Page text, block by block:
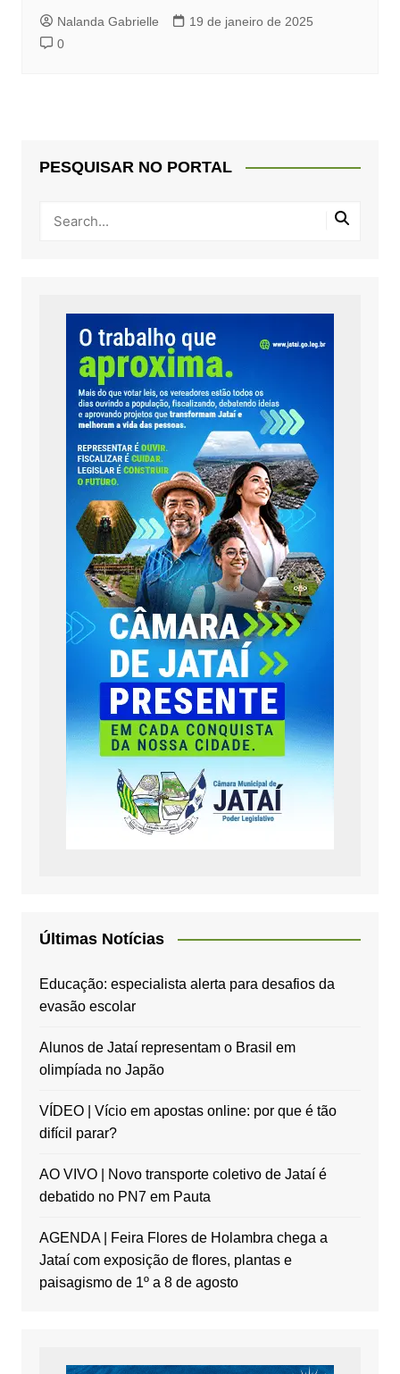
Nalanda Gabrielle
19 de janeiro de 2025
0
PESQUISAR NO PORTAL
Últimas Notícias
Educação: especialista alerta para desafios da
evasão escolar
Alunos de Jataí representam o Brasil em
olimpíada no Japão
VÍDEO | Vício em apostas online: por que é tão
difícil parar?
AO VIVO | Novo transporte coletivo de Jataí é
debatido no PN7 em Pauta
AGENDA | Feira Flores de Holambra chega a
Jataí com exposição de flores, plantas e
paisagismo de 1º a 8 de agosto